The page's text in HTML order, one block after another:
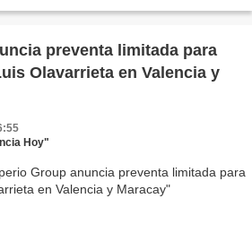
preventa limitada para
Olavarrieta en Valencia y
Hoy"